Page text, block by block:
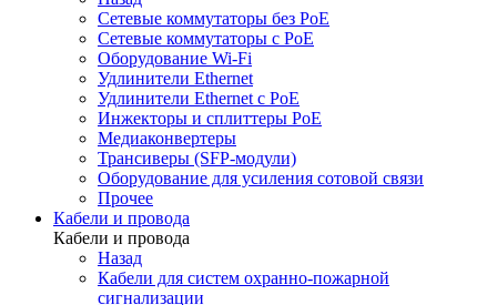
Сетевые коммутаторы без PoE
Сетевые коммутаторы с PoE
Оборудование Wi-Fi
Удлинители Ethernet
Удлинители Ethernet с PoE
Инжекторы и сплиттеры PoE
Медиаконвертеры
Трансиверы (SFP-модули)
Оборудование для усиления сотовой связи
Прочее
Кабели и провода
Кабели и провода
Назад
Кабели для систем охранно-пожарной
сигнализации